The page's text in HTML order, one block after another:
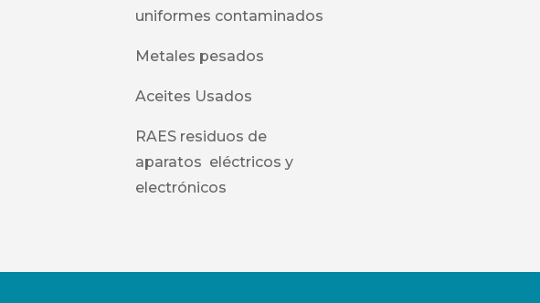
uniformes contaminados
Metales pesados
Aceites Usados
RAES residuos de
aparatos eléctricos y
electrónicos